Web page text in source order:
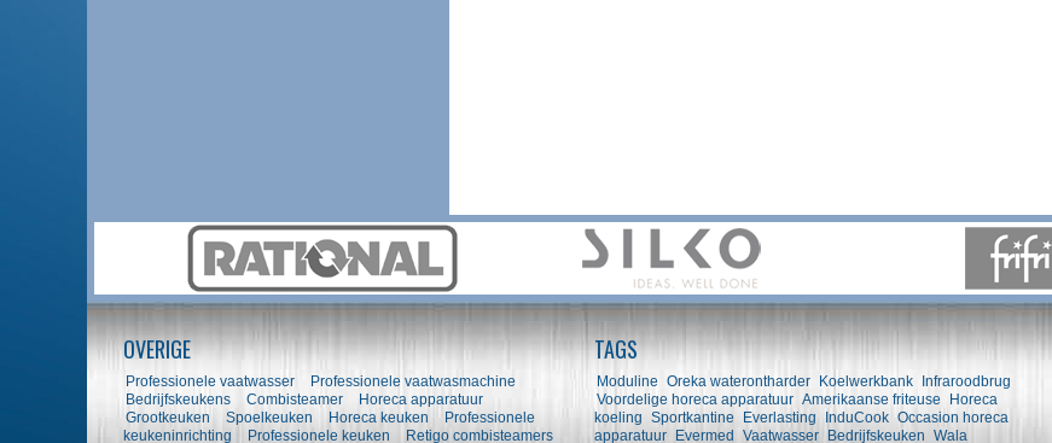
OVERIGE
Professionele vaatwasser
Professionele vaatwasmachine
Bedrijfskeukens
Combisteamer
Horeca apparatuur
Grootkeuken
Spoelkeuken Horeca keuken
Professionele
keukeninrichting
Professionele keuken Retigo combisteamers
TAGS
Moduline Oreka waterontharder Koelwerkbank
Infraroodbrug
Voordelige horeca apparatuur Amerikaanse friteuse
Horeca
koeling Sportkantine Everlasting InduCook Occasion horeca
apparatuur
Evermed Vaatwasser Bedrijfskeuken Wala